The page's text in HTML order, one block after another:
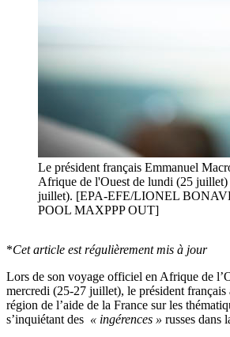
Le président français Emmanuel
Afrique de l'Ouest de lundi (25 juillet)
juillet). [EPA-EFE/LIONEL
POOL MAXPPP OUT]
*Cet article est régulièrement mis à jour
Lors de son voyage officiel en Afrique de
mercredi (25-27 juillet), le président français
région de l’aide de la France sur les
s’inquiétant des « ingérences » russes dans